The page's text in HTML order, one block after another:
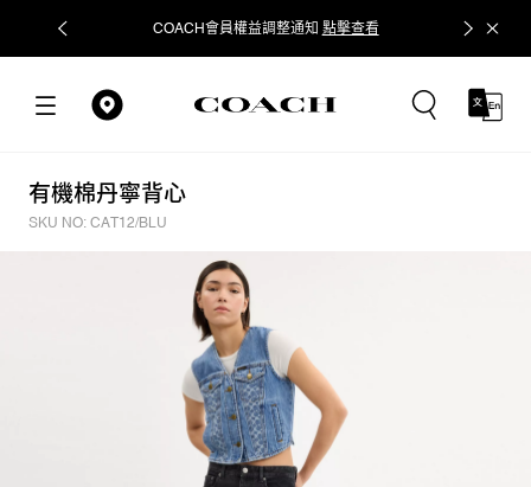
COACH會員權益調整通知 點擊查看 立即追蹤
有機棉丹寧背心
SKU NO: CAT12/BLU